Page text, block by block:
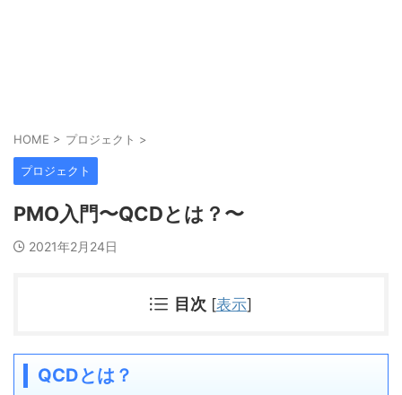
HOME > プロジェクト >
プロジェクト
PMO入門〜QCDとは？〜
2021年2月24日
目次 [表示]
QCDとは？